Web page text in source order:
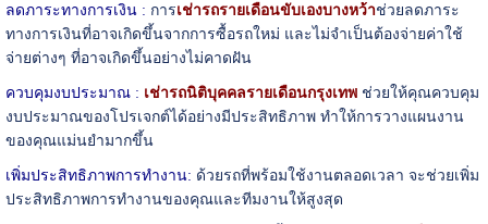
ลดภาระทางการเงิน : การเช่ารถรายเดือนขับเองบางหว้าช่วยลดภาระ
ทางการเงินที่อาจเกิดขึ้นจากการซื้อรถใหม่ และไม่จำเป็นต้องจ่ายค่าใช้
จ่ายต่างๆ ที่อาจเกิดขึ้นอย่างไม่คาดฝัน
ควบคุมงบประมาณ : เช่ารถนิติบุคคลรายเดือนกรุงเทพ ช่วยให้คุณควบคุม
งบประมาณของโปรเจกต์ได้อย่างมีประสิทธิภาพ ทำให้การวางแผนงาน
ของคุณแม่นยำมากขึ้น
เพิ่มประสิทธิภาพการทำงาน: ด้วยรถที่พร้อมใช้งานตลอดเวลา จะช่วยเพิ่ม
ประสิทธิภาพการทำงานของคุณและทีมงานให้สูงสุด